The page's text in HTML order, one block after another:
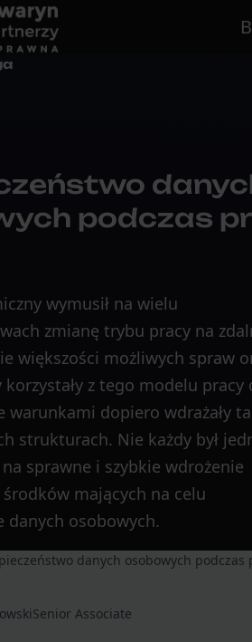
podczas
wymusił na wielu
zmianę trybu pracy na
większości możliwych spraw
z tego modelu pracy
warunkami dopiero wdrażały
strukturach. Nie każdy był
sprawne i szybkie wdrożenie
mających na celu
danych osobowych.
danych osobowych podczas
Senior Associate